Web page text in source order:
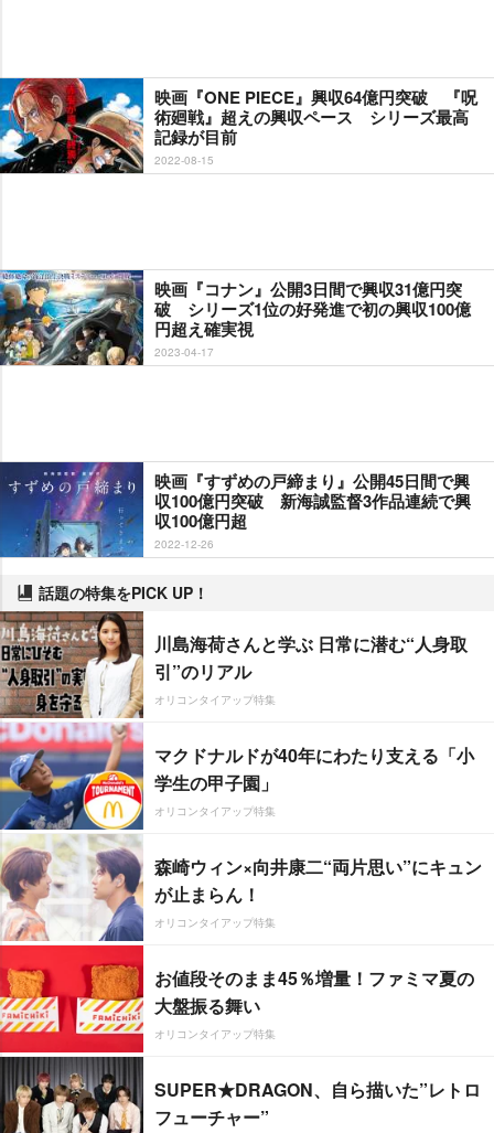
映画『ONE PIECE』興収64億円突破 『呪
術廻戦』超えの興収ペース シリーズ最高
記録が目前
2022-08-15
映画『コナン』公開3日間で興収31億円突
破 シリーズ1位の好発進で初の興収100億
円超え確実視
2023-04-17
映画『すずめの戸締まり』公開45日間で興
収100億円突破 新海誠監督3作品連続で興
収100億円超
2022-12-26
話題の特集をPICK UP！
川島海荷さんと学ぶ 日常に潜む“人身取
引”のリアル
オリコンタイアップ特集
マクドナルドが40年にわたり支える「小
学生の甲子園」
オリコンタイアップ特集
森崎ウィン×向井康二“両片思い”にキュン
が止まらん！
オリコンタイアップ特集
お値段そのまま45％増量！ファミマ夏の
大盤振る舞い
オリコンタイアップ特集
SUPER★DRAGON、自ら描いた”レトロ
フューチャー”